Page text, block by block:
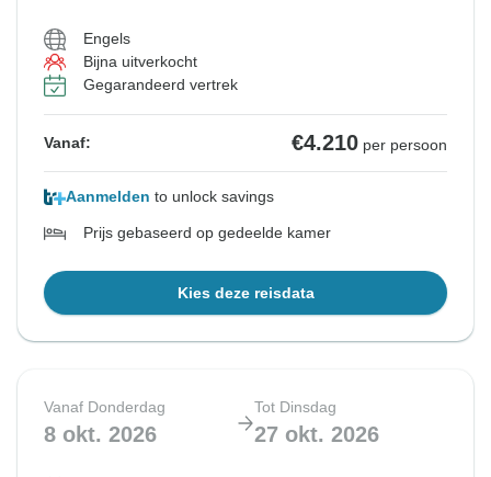
Engels
Bijna uitverkocht
Gegarandeerd vertrek
Vanaf: €4.210 per persoon
Aanmelden to unlock savings
Prijs gebaseerd op gedeelde kamer
Kies deze reisdata
Vanaf Donderdag
8 okt. 2026
Tot Dinsdag
27 okt. 2026